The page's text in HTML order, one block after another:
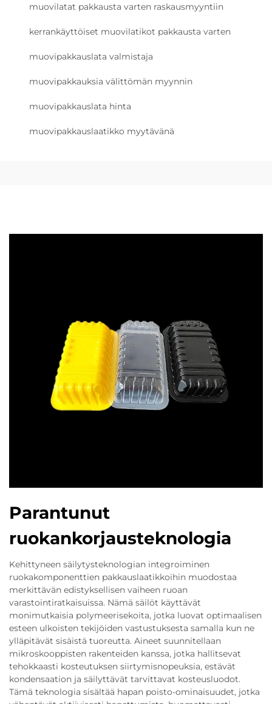
muovilatat pakkausta varten raskausmyyntiin
kerrankäyttöiset muovilatikot pakkausta varten
muovipakkauslata valmistaja
muovipakkauksia välittömän myynnin
muovipakkauslata hinta
muovipakkauslaatikko myytävänä
Parantunut
ruokankorjausteknologia
Kehittyneen säilytysteknologian integroiminen
ruokakomponenttien pakkauslaatikkoihin muodostaa
merkittävän edistyksellisen vaiheen ruoan
varastointiratkaisuissa. Nämä säilöt käyttävät
monimutkaisia polymeerisekoita, jotka luovat optimaalisen
esteen ulkoisten tekijöiden vastustuksesta samalla kun ne
ylläpitävät sisäistä tuoreutta. Aineet suunnitellaan
mikroskooppisten rakenteiden kanssa, jotka hallitsevat
tehokkaasti kosteutuksen siirtymisnopeuksia, estävät
kondensaation ja säilyttävät tarvittavat kosteusluodot.
Tämä teknologia sisältää hapan poisto-ominaisuudet, jotka